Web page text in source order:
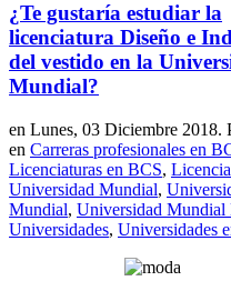
¿Te gustaría estudiar la
licenciatura Diseño e
del vestido en la
Mundial?
en Lunes, 03 Diciembre 2018.
en Carreras profesionales en
Licenciaturas en BCS,
Universidad Mundial,
Mundial, Universidad Mundial
Universidades, Universidades